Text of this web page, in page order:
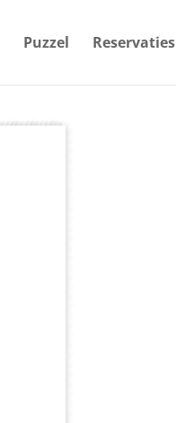
Puzzel Reservaties